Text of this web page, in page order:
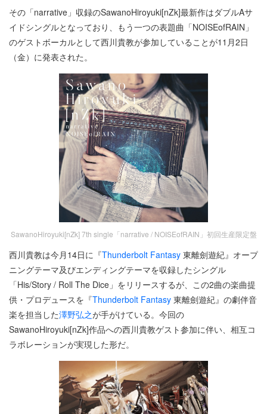
その「narrative」収録のSawanoHiroyuki[nZk]最新作はダブルAサ
イドシングルとなっており、もう一つの表題曲「NOISEofRAIN」
のゲストボーカルとして西川貴教が参加していることが11月2日
（金）に発表された。
SawanoHiroyuki[nZk] 7th single「narrative / NOISEofRAIN」初回生産限定盤
西川貴教は今月14日に『Thunderbolt Fantasy 東離劍遊紀』オープ
ニングテーマ及びエンディングテーマを収録したシングル
「His/Story / Roll The Dice」をリリースするが、この2曲の楽曲提
供・プロデュースを『Thunderbolt Fantasy 東離劍遊紀』の劇伴音
楽を担当した澤野弘之が手がけている。今回の
SawanoHiroyuki[nZk]作品への西川貴教ゲスト参加に伴い、相互コ
ラボレーションが実現した形だ。